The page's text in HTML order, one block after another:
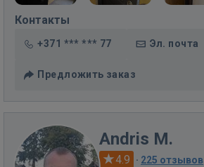
Контакты
+371 *** *** 77 Эл. почта
Предложить заказ
Andris M.
4.9 · 225 отзывов